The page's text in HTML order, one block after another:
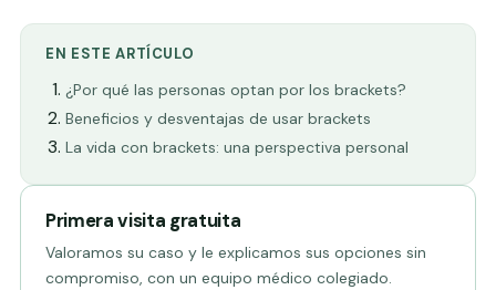
EN ESTE ARTÍCULO
¿Por qué las personas optan por los brackets?
Beneficios y desventajas de usar brackets
La vida con brackets: una perspectiva personal
Primera visita gratuita
Valoramos su caso y le explicamos sus opciones sin
compromiso, con un equipo médico colegiado.